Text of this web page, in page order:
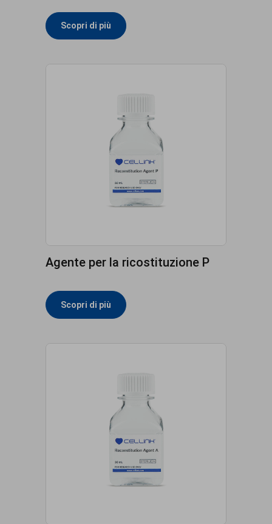
Scopri di più
Agente per la ricostituzione P
Scopri di più